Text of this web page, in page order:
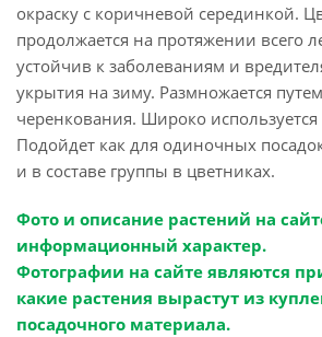
окраску с коричневой серединкой.
продолжается на протяжении всего
устойчив к заболеваниям и
укрытия на зиму. Размножается
черенкования. Широко
Подойдет как для одиночных
и в составе группы в цветниках.
Фото и описание растений на
информационный характер.
Фотографии на сайте являются
какие растения вырастут из
посадочного материала.